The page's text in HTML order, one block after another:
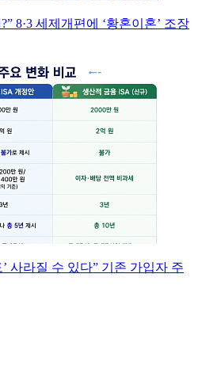
8·3 세제개편에 ‘황혼이혼’ 조장
’ 사라질 수 있다” 기존 가입자 주